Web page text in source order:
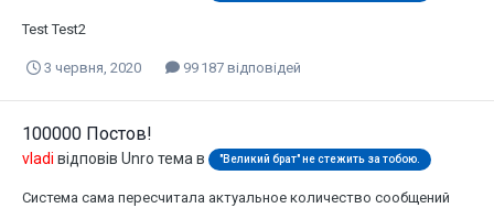
Test Test2
3 червня, 2020 99 187 відповідей
100000 Постов!
vladi відповів Unro тема в "Великий брат" не стежить за тобою.
Система сама пересчитала актуальное количество сообщений